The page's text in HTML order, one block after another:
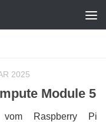
2025
Module 5
vom Raspberry Pi